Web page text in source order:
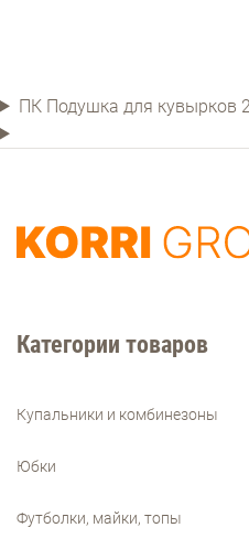
ПК Подушка для кувырков
Категории товаров
Купальники и комбинезоны
Юбки
Футболки, майки, топы